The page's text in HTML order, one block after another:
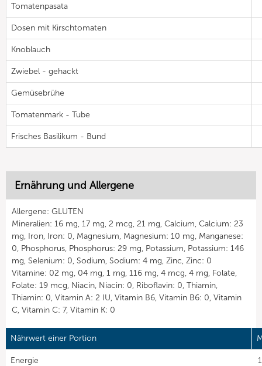
Tomatenpasata
Dosen mit Kirschtomaten
Knoblauch
Zwiebel - gehackt
Gemüsebrühe
Tomatenmark - Tube
Frisches Basilikum - Bund
Ernährung und Allergene
Allergene: GLUTEN
Mineralien: 16 mg, 17 mg, 2 mcg, 21 mg, Calcium, Calcium: 23
mg, Iron, Iron: 0, Magnesium, Magnesium: 10 mg, Manganese:
0, Phosphorus, Phosphorus: 29 mg, Potassium, Potassium: 146
mg, Selenium: 0, Sodium, Sodium: 4 mg, Zinc, Zinc: 0
Vitamine: 02 mg, 04 mg, 1 mg, 116 mg, 4 mcg, 4 mg, Folate,
Folate: 19 mcg, Niacin, Niacin: 0, Riboflavin: 0, Thiamin,
Thiamin: 0, Vitamin A: 2 IU, Vitamin B6, Vitamin B6: 0, Vitamin
C, Vitamin C: 7, Vitamin K: 0
Nährwert einer Portion
Energie